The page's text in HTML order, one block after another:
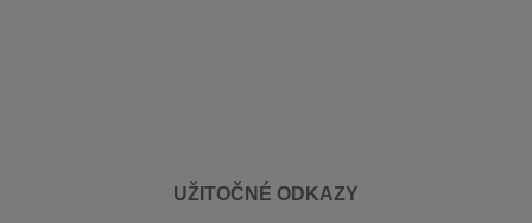
UŽITOČNÉ ODKAZY